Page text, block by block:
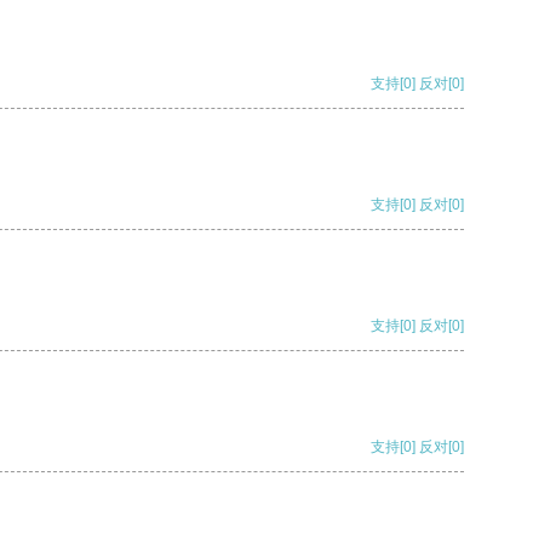
支持[0] 反对[0]
支持[0] 反对[0]
支持[0] 反对[0]
支持[0] 反对[0]